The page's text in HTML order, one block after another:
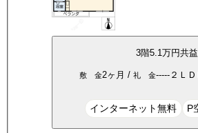
3階5.1万円共
敷 金2ヶ月 /礼 金----- ２ＬＤ
インターネット無料 P